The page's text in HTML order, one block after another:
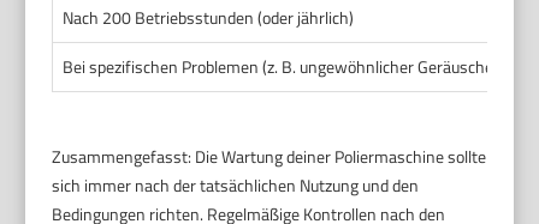
Nach 200 Betriebsstunden (oder jährlich)
Bei spezifischen Problemen (z. B. ungewöhnlicher
Zusammengefasst: Die Wartung deiner Poliermaschine sollte
sich immer nach der tatsächlichen Nutzung und den
Bedingungen richten. Regelmäßige Kontrollen nach den